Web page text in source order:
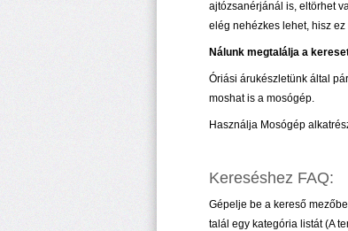
ajtózsanérjánál is, eltörhet
elég nehézkes lehet, hisz
Nálunk megtalálja a
Óriási árukészletünk által
moshat is a mosógép.
Használja Mosógép
Kereséshez FAQ:
Gépelje be a kereső
talál egy kategória listát (A